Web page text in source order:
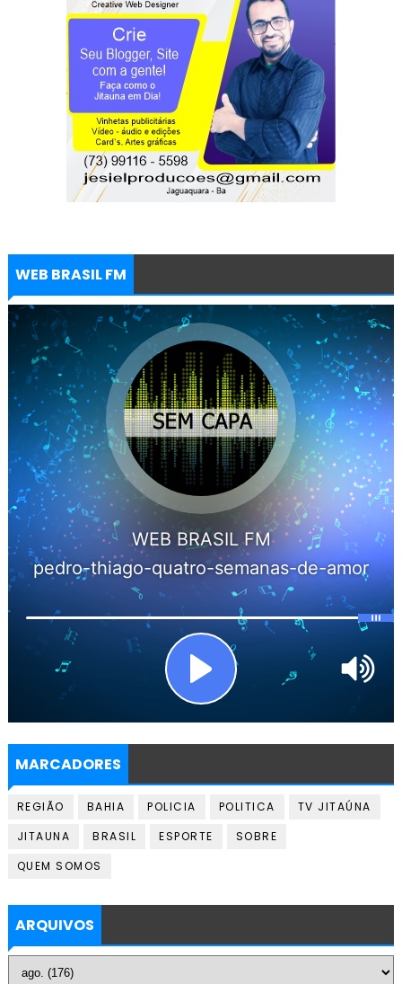
WEB BRASIL FM
MARCADORES
REGIÃO BAHIA POLICIA POLITICA
TV JITAÚNA
JITAUNA
BRASIL ESPORTE
SOBRE
QUEM SOMOS
ARQUIVOS